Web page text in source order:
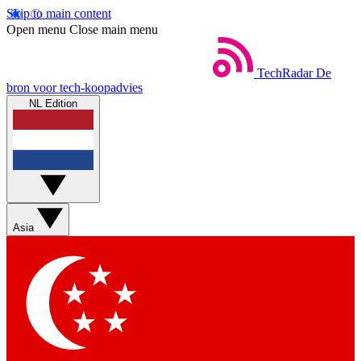
Skip to main content
Open menu Close main menu
TechRadar De
bron voor tech-koopadvies
NL Edition
Asia